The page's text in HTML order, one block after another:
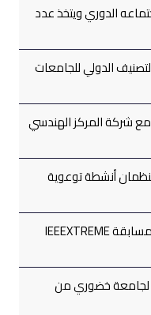
الدوري ويتخذ عدد
الدولي للجامعات
شركة المركز الهندسي
أنشطة توعوية
خضوري تحقق المرتبة الثانية بمسابقة IEEEXTREME
لجامعة خضوري من